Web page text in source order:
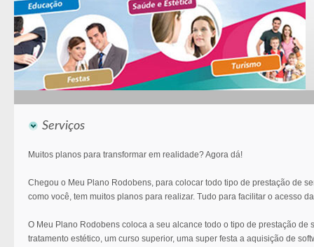
Serviços
Muitos planos para transformar em realidade? Agora dá!
Chegou o Meu Plano Rodobens, para colocar todo tipo de prestação de
como você, tem muitos planos para realizar. Tudo para facilitar o acesso
O Meu Plano Rodobens coloca a seu alcance todo o tipo de prestação de
tratamento estético, um curso superior, uma super festa a aquisição de